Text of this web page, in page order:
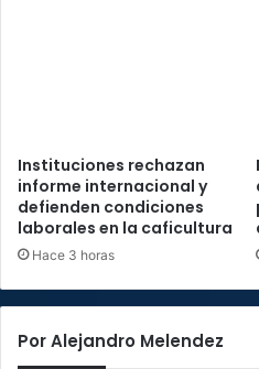
Instituciones rechazan
informe internacional y
defienden condiciones
laborales en la caficultura
Hace 3 horas
Por Alejandro Melendez